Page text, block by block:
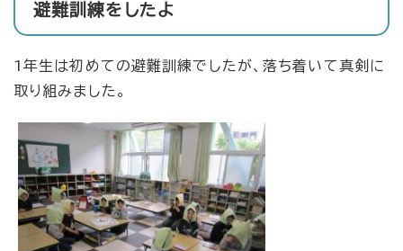
避難訓練をしたよ
1年生は初めての避難訓練でしたが、落ち着いて真剣に
取り組みました。